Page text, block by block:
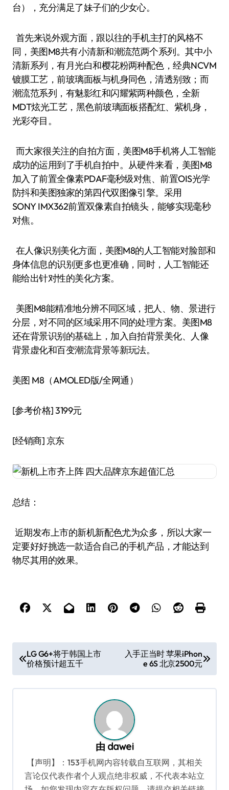
台），充分满足了妹子们的少女心。
首先来说外观方面，跟以往的手机主打的风格不
同，美图M8共有小清新和潮流范两个系列。其中小
清新系列，有月光白和樱花粉两种配色，经典NCVM
镀膜工艺，前玻璃面板与机身同色，清透别致；而
潮流范系列，有魅影红和闪耀紫两种颜色，全新
MDT炫光工艺，黑色前玻璃面板搭配红、紫机身，
光彩夺目。
而大家很关注的自拍方面，美图M8手机将人工智能
成功的运用到了手机自拍中。从硬件来看，美图M8
加入了前置全像素PDAF毫秒级对焦、前置OIS光学
防抖和美图独家的第四代双图像引擎。采用
SONY IMX362前置双像素自拍镜头，能够实现毫秒
对焦。
在人像识别美化方面，美图M8的人工智能对脸部和
身体信息的识别更多也更准确，同时，人工智能还
能给出针对性的美化方案。
美图M8能精准地分辨不同区域，把人、物、景进行
分层，对不同的区域采用不同的处理方案。美图M8
还在背景识别的基础上，加入自拍背景美化、人像
背景虚化和百变潮流背景等新玩法。
美图 M8（AMOLED版/全网通）
[参考价格]3199元
[经销商]京东
总结：
近期发布上市的新机新配色尤为众多，所以大家一
定要好好挑选一款适合自己的手机产品，才能达到
物尽其用的效果。
章
导
LG G6+将于韩国上市
价格预计超五千
入手正当时 苹果iPhon
e 6S 北京2500元
由 dawei
【声明】：153手机网内容转载自互联网，其相关
言论仅代表作者个人观点绝非权威，不代表本站立